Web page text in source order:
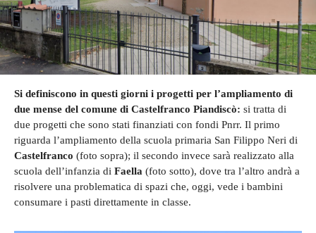
Si definiscono in questi giorni i progetti per l’ampliamento di
due mense del comune di Castelfranco Piandiscò: si tratta di
due progetti che sono stati finanziati con fondi Pnrr. Il primo
riguarda l’ampliamento della scuola primaria San Filippo Neri di
Castelfranco (foto sopra); il secondo invece sarà realizzato alla
scuola dell’infanzia di Faella (foto sotto), dove tra l’altro andrà a
risolvere una problematica di spazi che, oggi, vede i bambini
consumare i pasti direttamente in classe.